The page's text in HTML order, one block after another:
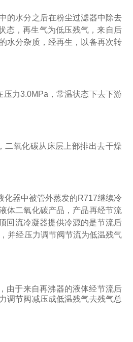
的水分之后在粉尘过滤器中除去
态，再生气为低压残气，来自后
水分杂质，经再生，以备再次转
压力3.0MPa ，常温状态下去下游
二氧化碳从床层上部排出去干燥
化器中被管外蒸发的R717继续冷
体二氧化碳产品，产品再经节流
回流冷凝器提供冷源的是节流后
并经压力调节阀节流为低温残气
由于来自再沸器的液体经节流后
调节阀减压成低温残气去残气总